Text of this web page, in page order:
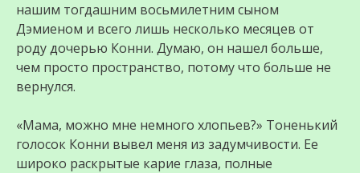
нашим тогдашним восьмилетним сыном
Дэмиеном и всего лишь несколько месяцев от
роду дочерью Конни. Думаю, он нашел больше,
чем просто пространство, потому что больше не
вернулся.
«Мама, можно мне немного хлопьев?» Тоненький
голосок Конни вывел меня из задумчивости. Ее
широко раскрытые карие глаза, полные